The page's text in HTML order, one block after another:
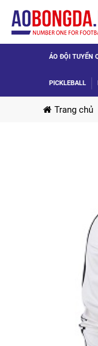
ÁO ĐỘI TUYỂN
PICKLEBALL
Trang chủ